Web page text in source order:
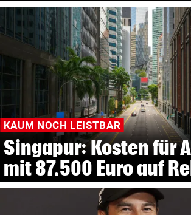
KAUM NOCH LEISTBAR
Singapur: Kosten für
mit 87.500 Euro auf